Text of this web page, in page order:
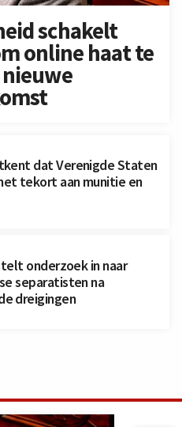
schakelt
online haat te
dat Verenigde Staten
tekort aan munitie en
onderzoek in naar
separatisten na
dreigingen